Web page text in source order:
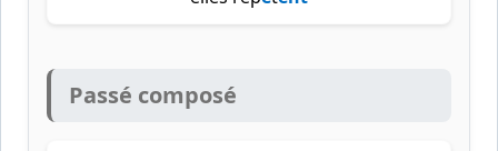
Passé composé